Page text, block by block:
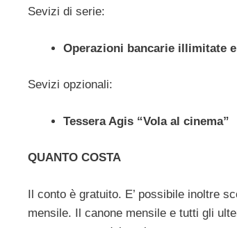
Sevizi di serie:
Operazioni bancarie illimitate
Sevizi opzionali:
Tessera Agis “Vola al cinema”
QUANTO COSTA
Il conto è gratuito. E’ possibile inoltre
mensile. Il canone mensile e tutti gli